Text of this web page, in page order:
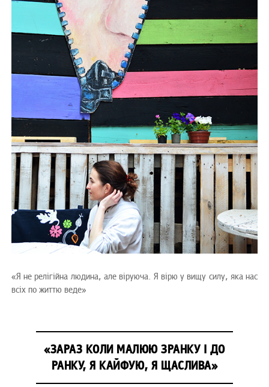
«Я не релігійна людина, але віруюча. Я вірю у вищу силу, яка нас
всіх по життю веде»
«ЗАРАЗ КОЛИ МАЛЮЮ ЗРАНКУ І ДО
РАНКУ, Я КАЙФУЮ, Я ЩАСЛИВА»